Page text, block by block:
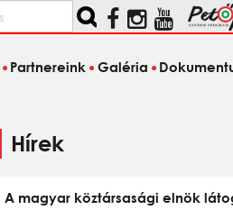
Partnereink Galéria
Hírek
A magyar köztársasági elnök